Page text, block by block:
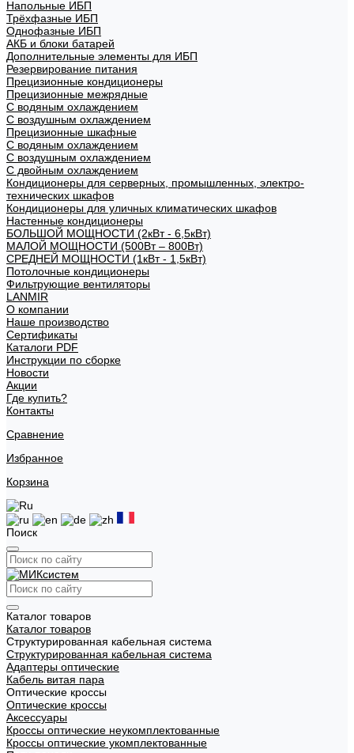
Напольные ИБП
Трёхфазные ИБП
Однофазные ИБП
АКБ и блоки батарей
Дополнительные элементы для ИБП
Резервирование питания
Прецизионные кондиционеры
Прецизионные межрядные
С водяным охлаждением
С воздушным охлаждением
Прецизионные шкафные
С водяным охлаждением
С воздушным охлаждением
С двойным охлаждением
Кондиционеры для серверных, промышленных, электро-
технических шкафов
Кондиционеры для уличных климатических шкафов
Настенные кондиционеры
БОЛЬШОЙ МОЩНОСТИ (2кВт - 6,5кВт)
МАЛОЙ МОЩНОСТИ (500Вт – 800Вт)
СРЕДНЕЙ МОЩНОСТИ (1кВт - 1,5кВт)
Потолочные кондиционеры
Фильтрующие вентиляторы
LANMIR
О компании
Наше производство
Сертификаты
Каталоги PDF
Инструкции по сборке
Новости
Акции
Где купить?
Контакты
Сравнение
Избранное
Корзина
Поиск
Каталог товаров
Каталог товаров
Структурированная кабельная система
Структурированная кабельная система
Адаптеры оптические
Кабель витая пара
Оптические кроссы
Оптические кроссы
Аксессуары
Кроссы оптические неукомплектованные
Кроссы оптические укомплектованные